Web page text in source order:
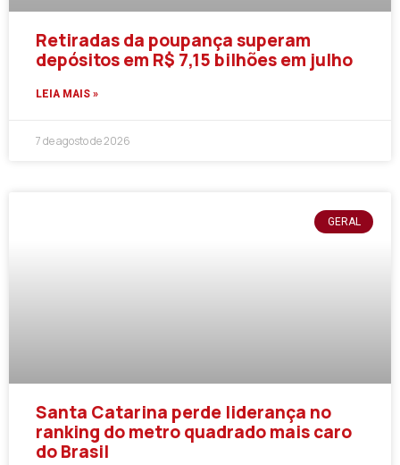
Retiradas da poupança superam
depósitos em R$ 7,15 bilhões em julho
LEIA MAIS »
7 de agosto de 2026
GERAL
Santa Catarina perde liderança no
ranking do metro quadrado mais caro
do Brasil